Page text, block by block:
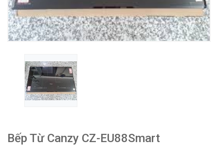
Bếp Từ Canzy CZ-EU88Smart